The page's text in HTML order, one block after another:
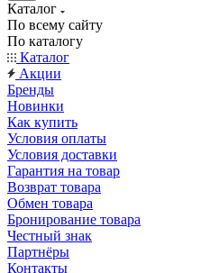
Каталог
По всему сайту
По каталогу
Каталог
Акции
Бренды
Новинки
Как купить
Условия оплаты
Условия доставки
Гарантия на товар
Возврат товара
Обмен товара
Бронирование товара
Честный знак
Партнёры
Контакты